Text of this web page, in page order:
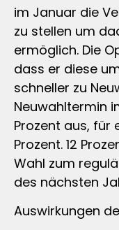
im Januar die
zu stellen um
ermöglich. Die
dass er diese
schneller zu
Neuwahltermin
Prozent aus, für
Prozent. 12
Wahl zum
des nächsten
Auswirkungen